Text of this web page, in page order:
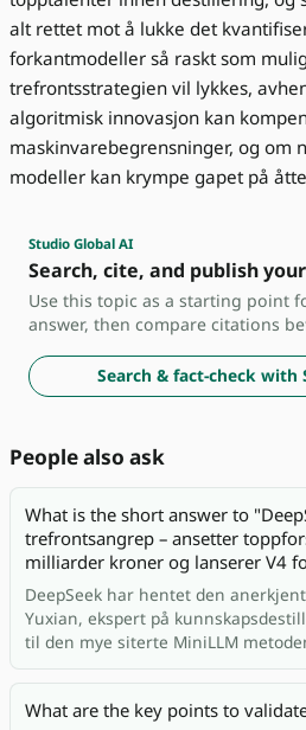
alt rettet mot å lukke det
forkantmodeller så raskt som
trefrontsstrategien vil lykkes,
algoritmisk innovasjon kan
maskinvarebegrensninger, og om
modeller kan krympe gapet på
Studio Global AI
Search, cite, and publish
Use this topic as a starting point
answer, then compare citations
Search & fact-check with
People also ask
What is the short answer to
trefrontsangrep – ansetter
milliarder kroner og lanserer V4
DeepSeek har hentet den
Yuxian, ekspert på
til den mye siterte MiniLLM
What are the key points to